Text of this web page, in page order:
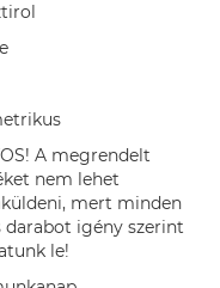
A megrendelt
nem lehet
mert minden
darabot igény szerint
le!